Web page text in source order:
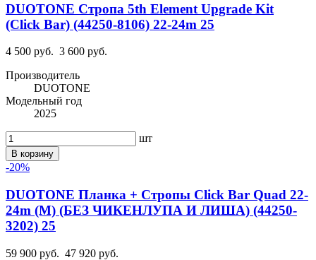
DUOTONE Стропа 5th Element Upgrade Kit
(Click Bar) (44250-8106) 22-24m 25
4 500 руб. 3 600 руб.
Производитель
DUOTONE
Модельный год
2025
шт
В корзину
-20%
DUOTONE Планка + Стропы Click Bar Quad 22-
24m (M) (БЕЗ ЧИКЕНЛУПА И ЛИША) (44250-
3202) 25
59 900 руб. 47 920 руб.